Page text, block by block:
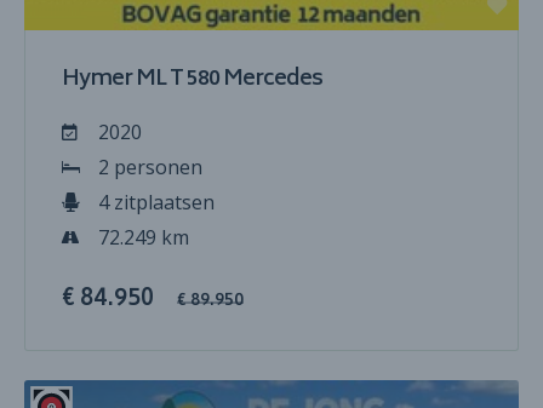
Hymer ML T 580 Mercedes
2020
2 personen
4 zitplaatsen
72.249 km
€ 84.950 € 89.950